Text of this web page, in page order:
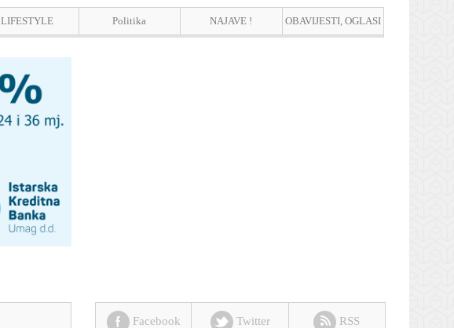
LIFESTYLE Politika NAJAVE ! OBAVIJESTI, OGLASI
Facebook Twitter RSS